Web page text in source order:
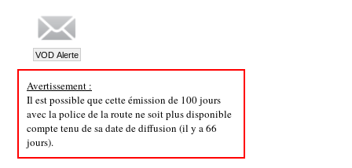
Avertissement :
Il est possible que cette émission de 100 jours
avec la police de la route ne soit plus disponible
compte tenu de sa date de diffusion (il y a 66
jours).